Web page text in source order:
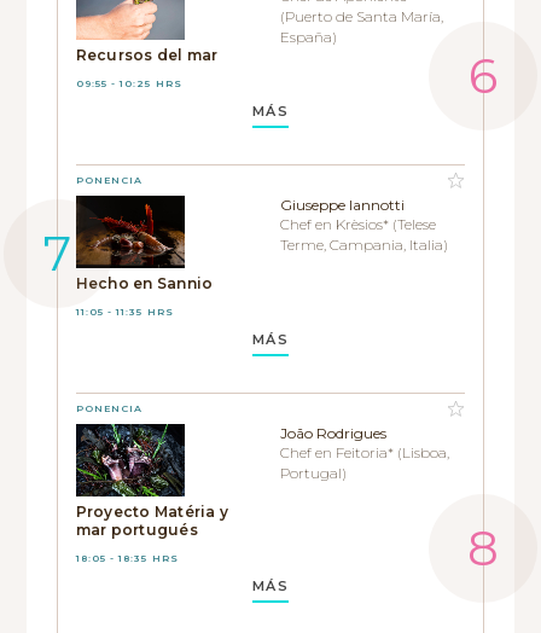
Recursos del mar
09:55 - 10:25 HRS
(Puerto de Santa María,
España)
MÁS
PONENCIA
Hecho en Sannio
11:05 - 11:35 HRS
Giuseppe Iannotti
Chef en Krèsios* (Telese
Terme, Campania, Italia)
MÁS
PONENCIA
Proyecto Matéria y
mar portugués
18:05 - 18:35 HRS
João Rodrigues
Chef en Feitoria* (Lisboa,
Portugal)
MÁS